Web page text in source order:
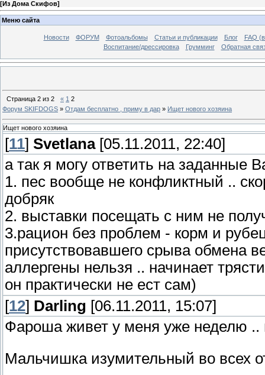
[Из Дома Скифов]
Меню сайта
Новости ФОРУМ Фотоальбомы Статьи и публикации Блог
FAQ
Воспитание/дрессировка
Грумминг Обратная
Страница 2 из 2 « 1 2
Форум SKIFDOGS » Отдам бесплатно , приму в дар » Ищет нового хозяина
Ищет нового хозяина
[11] Svetlana[05.11.2011, 22:40]
а так я могу ответить на заданные
1. пес вообще не конфликтный ..
добряк
2. выставки посещать с ним не
3.рацион без проблем - корм и
присутствовавшего срыва обмена
аллергены нельзя .. начинает
он практически не ест сам)
[12] Darling [06.11.2011, 15:07]
Фароша живет у меня уже неделю ..
Мальчишка изумительный во всех